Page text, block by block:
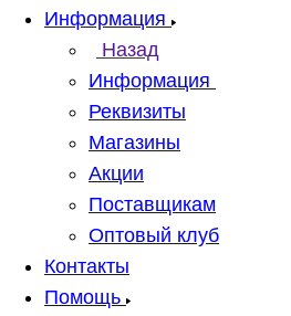
Информация
Назад
Информация
Реквизиты
Магазины
Акции
Поставщикам
Оптовый клуб
Контакты
Помощь